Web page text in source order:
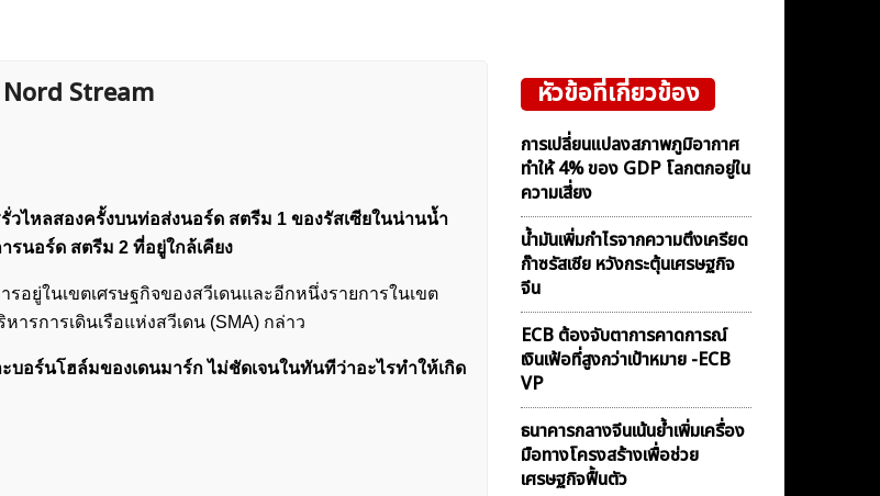
Nord Stream
วไหลสองครั้งบนท่อส่งนอร์ด สตรีม 1 ของรัสเซียในน่านน้ำ
รนอร์ด สตรีม 2 ที่อยู่ใกล้เคียง
อยู่ในเขตเศรษฐกิจของสวีเดนและอีกหนึ่งรายการในเขต
รการเดินเรือแห่งสวีเดน (SMA) กล่าว
บอร์นโฮล์มของเดนมาร์ก ไม่ชัดเจนในทันทีว่าอะไรทำให้เกิด
หัวข้อที่เกี่ยวข้อง
การเปลี่ยนแปลงสภาพภูมิอากาศ
ทำให้ 4% ของ GDP โลกตกอยู่ใน
ความเสี่ยง
น้ำมันเพิ่มกำไรจากความตึงเครียด
ก๊าซรัสเซีย หวังกระตุ้นเศรษฐกิจ
จีน
ECB ต้องจับตาการคาดการณ์
เงินเฟ้อที่สูงกว่าเป้าหมาย -ECB
VP
ธนาคารกลางจีนเน้นย้ำเพิ่มเครื่อง
มือทางโครงสร้างเพื่อช่วย
เศรษฐกิจฟื้นตัว